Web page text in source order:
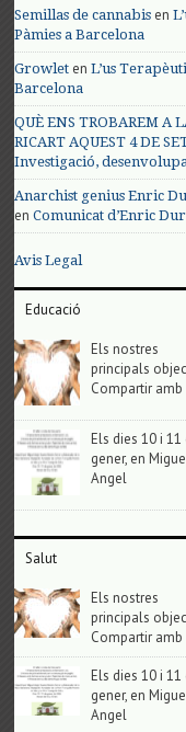
Semillas de cannabis en
Pàmies a Barcelona
Growlet enL’us
Barcelona
QUÈ ENS TROBAREM A
RICART AQUEST 4 DE
Investigació,
Anarchist genius Enric
enComunicat d’Enric
Avis Legal
Educació
Els nostres
principals
Compartir amb
Els dies 10 i 11
gener, en
Angel
Salut
Els nostres
principals
Compartir amb
Els dies 10 i 11
gener, en
Angel